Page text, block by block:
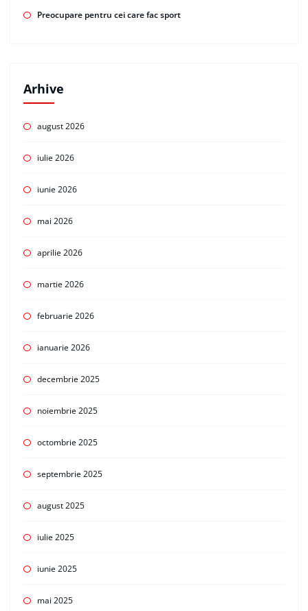
Preocupare pentru cei care fac sport
Arhive
august 2026
iulie 2026
iunie 2026
mai 2026
aprilie 2026
martie 2026
februarie 2026
ianuarie 2026
decembrie 2025
noiembrie 2025
octombrie 2025
septembrie 2025
august 2025
iulie 2025
iunie 2025
mai 2025